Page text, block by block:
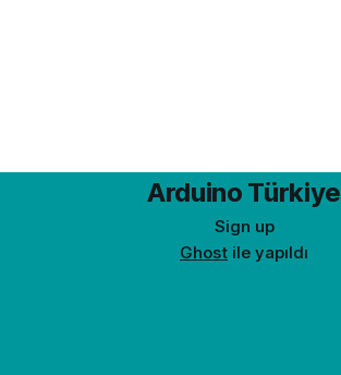
Arduino Türkiye
Sign up
Ghost ile yapıldı